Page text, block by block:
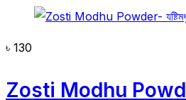
৳ 130
Zosti Modhu